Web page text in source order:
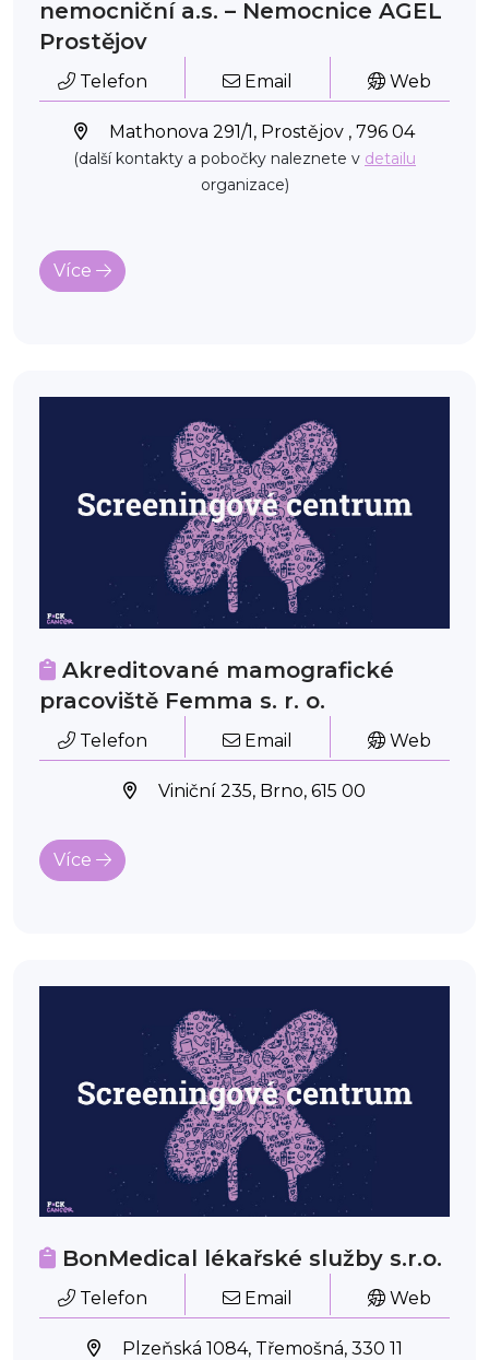
nemocniční a.s. – Nemocnice AGEL
Prostějov
Telefon Email Web
Mathonova 291/1, Prostějov , 796 04
(další kontakty a pobočky naleznete v detailu
organizace)
Více
Akreditované mamografické
pracoviště Femma s. r. o.
Telefon Email Web
Viniční 235, Brno, 615 00
Více
BonMedical lékařské služby s.r.o.
Telefon Email Web
Plzeňská 1084, Třemošná, 330 11